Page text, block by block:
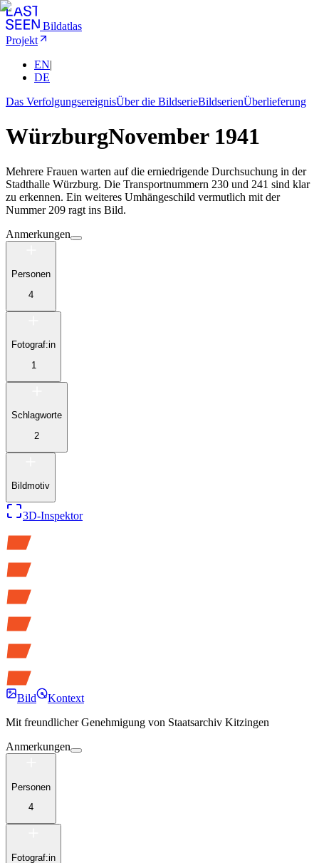
Bildatlas
Projekt
EN|
DE
Das VerfolgungsereignisÜber die BildserieBildserienÜberlieferung
WürzburgNovember 1941
Mehrere Frauen warten auf die erniedrigende Durchsuchung in der
Stadthalle Würzburg. Die Transportnummern 230 und 241 sind klar
zu erkennen. Ein weiteres Umhängeschild vermutlich mit der
Nummer 209 ragt ins Bild.
Anmerkungen
Personen
4
Fotograf:in
1
Schlagworte
2
Bildmotiv
3D-Inspektor
Bild
Kontext
Mit freundlicher Genehmigung von Staatsarchiv Kitzingen
Anmerkungen
Personen
4
Fotograf:in